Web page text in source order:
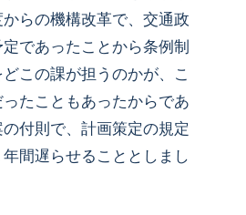
らの機構改革で、交通政
であったことから条例制
この課が担うのかが、こ
たこともあったからであ
付則で、計画策定の規定
間遅らせることとしまし